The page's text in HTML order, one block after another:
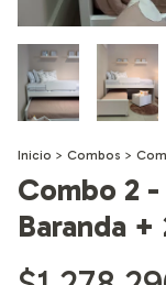
Inicio > Combos >
Combo 2
Baranda +